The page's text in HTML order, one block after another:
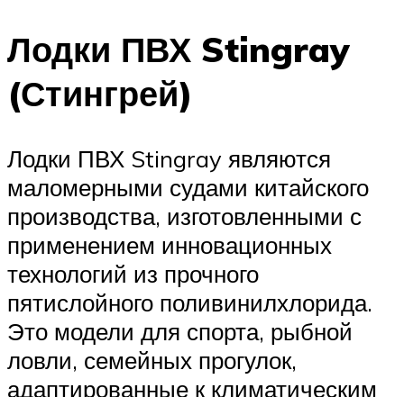
Лодки ПВХ Stingray
(Стингрей)
Лодки ПВХ Stingray являются
маломерными судами китайского
производства, изготовленными с
применением инновационных
технологий из прочного
пятислойного поливинилхлорида.
Это модели для спорта, рыбной
ловли, семейных прогулок,
адаптированные к климатическим